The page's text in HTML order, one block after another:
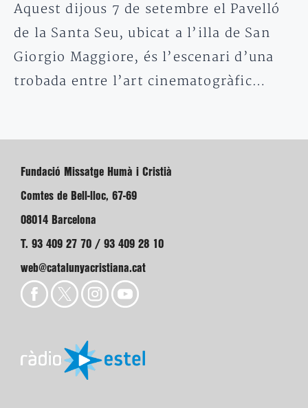
Aquest dijous 7 de setembre el Pavelló
de la Santa Seu, ubicat a l’illa de San
Giorgio Maggiore, és l’escenari d’una
trobada entre l’art cinematogràfic…
Fundació Missatge Humà i Cristià
Comtes de Bell-lloc, 67-69
08014 Barcelona
T. 93 409 27 70 / 93 409 28 10
web@catalunyacristiana.cat